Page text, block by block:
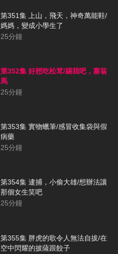
第351集 上山，飛天，神奇萬能鞋/
媽媽，變成小學生了
25分鐘
第352集 好想吃松茸/踢我吧，塞翁
馬
25分鐘
第353集 實物蠟筆/感冒收集袋與假
病藥
25分鐘
第354集 逮捕，小偷大雄/想辦法讓
那個女生笑吧
25分鐘
第355集 胖虎的歌令人無法自拔/在
空中閃耀的披薩跟餃子